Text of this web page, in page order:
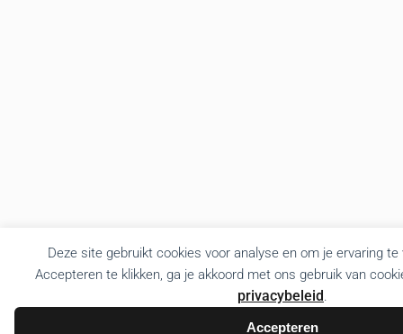
Deze site gebruikt cookies voor analyse en om je ervaring
Accepteren te klikken, ga je akkoord met ons gebruik van
privacybeleid.
Accepteren